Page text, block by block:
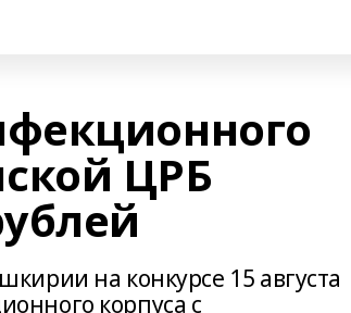
ЦРБ
на конкурсе 15 августа
корпуса с